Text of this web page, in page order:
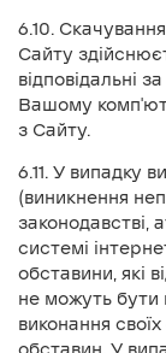
6.10.
Сайту
відповідальні
Вашому
з Сайту.
6.11. У випадку
(виникнення
законодавстві,
системі
обставини, які
не можуть бути
виконання